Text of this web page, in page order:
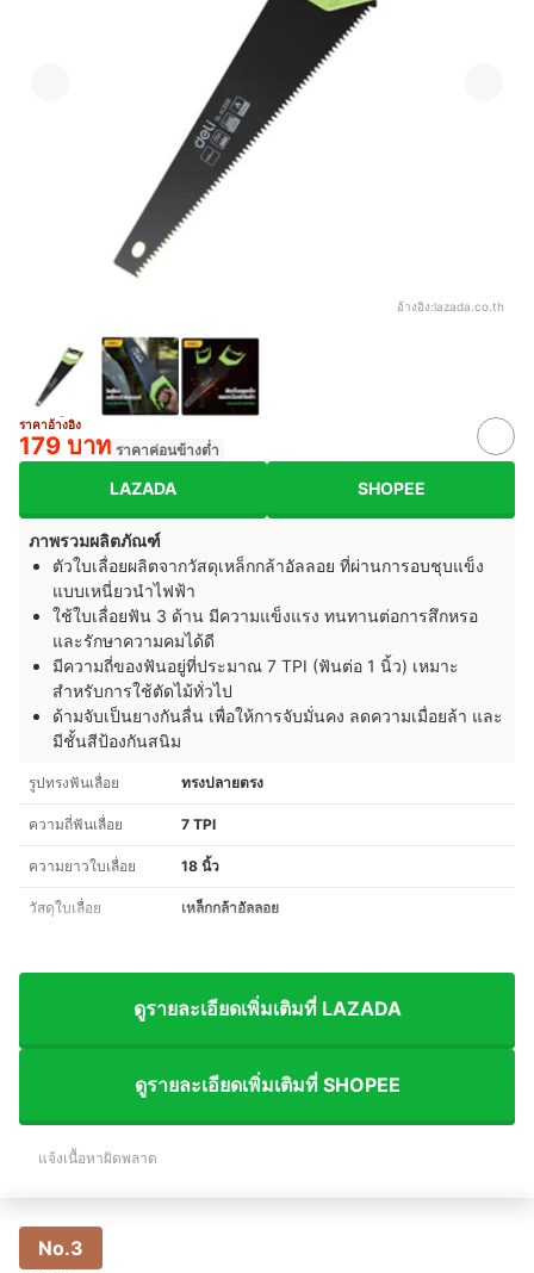
อ้างอิง:lazada.co.th
ราคาอ้างอิง
179 บาท ราคาค่อนข้างต่ำ
LAZADA SHOPEE
ภาพรวมผลิตภัณฑ์
ตัวใบเลื่อยผลิตจากวัสดุเหล็กกล้าอัลลอย ที่ผ่านการอบชุบแข็ง
แบบเหนี่ยวนำไฟฟ้า
ใช้ใบเลื่อยฟัน 3 ด้าน มีความแข็งแรง ทนทานต่อการสึกหรอ
และรักษาความคมได้ดี
มีความถี่ของฟันอยู่ที่ประมาณ 7 TPI (ฟันต่อ 1 นิ้ว) เหมาะ
สำหรับการใช้ตัดไม้ทั่วไป
ด้ามจับเป็นยางกันลื่น เพื่อให้การจับมั่นคง ลดความเมื่อยล้า และ
มีชั้นสีป้องกันสนิม
รูปทรงฟันเลื่อย ทรงปลายตรง
ความถี่ฟันเลื่อย 7 TPI
ความยาวใบเลื่อย 18 นิ้ว
วัสดุใบเลื่อย เหล็กกล้าอัลลอย
ดูรายละเอียดเพิ่มเติมที่ LAZADA
ดูรายละเอียดเพิ่มเติมที่ SHOPEE
แจ้งเนื้อหาผิดพลาด
No.3